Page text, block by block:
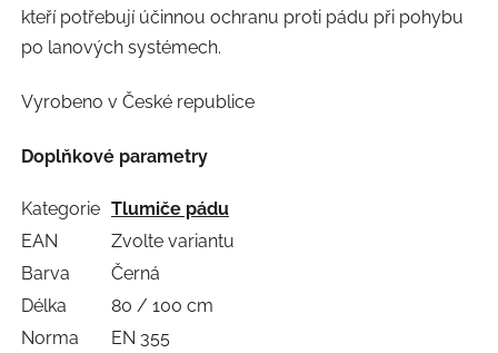
kteří potřebují účinnou ochranu proti pádu při pohybu
po lanových systémech.
Vyrobeno v České republice
Doplňkové parametry
Kategorie Tlumiče pádu
EAN
Zvolte variantu
Barva
Černá
Délka
80 / 100 cm
Norma
EN 355